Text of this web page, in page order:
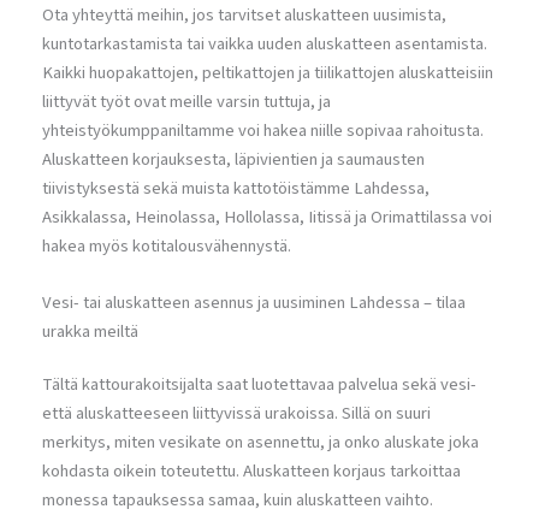
Ota yhteyttä meihin, jos tarvitset aluskatteen uusimista,
kuntotarkastamista tai vaikka uuden aluskatteen asentamista.
Kaikki huopakattojen, peltikattojen ja tiilikattojen aluskatteisiin
liittyvät työt ovat meille varsin tuttuja, ja
yhteistyökumppaniltamme voi hakea niille sopivaa rahoitusta.
Aluskatteen korjauksesta, läpivientien ja saumausten
tiivistyksestä sekä muista kattotöistämme Lahdessa,
Asikkalassa, Heinolassa, Hollolassa, Iitissä ja Orimattilassa voi
hakea myös kotitalousvähennystä.
Vesi- tai aluskatteen asennus ja uusiminen Lahdessa – tilaa
urakka meiltä
Tältä kattourakoitsijalta saat luotettavaa palvelua sekä vesi-
että aluskatteeseen liittyvissä urakoissa. Sillä on suuri
merkitys, miten vesikate on asennettu, ja onko aluskate joka
kohdasta oikein toteutettu. Aluskatteen korjaus tarkoittaa
monessa tapauksessa samaa, kuin aluskatteen vaihto.